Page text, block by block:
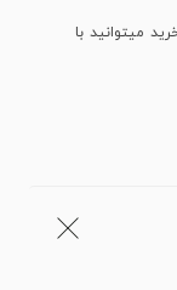
میتوانید با